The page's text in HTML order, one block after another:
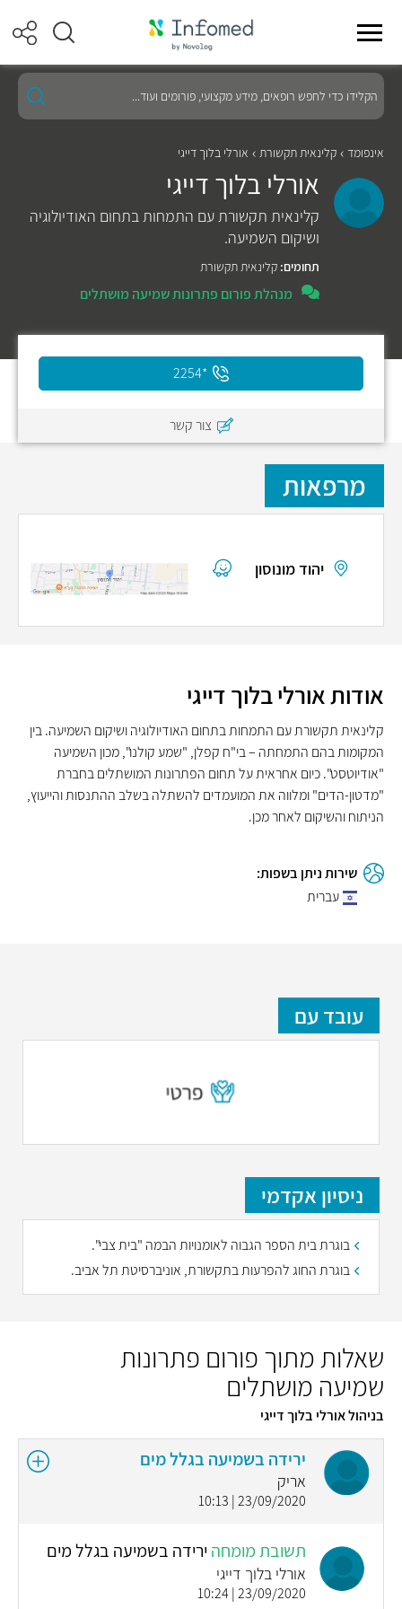
הקלידו
כדי
לחפש
מקצועי,
פורומים
ועוד...
אינפומד קלינאית תקשורת אורלי בלוך דייגי
אורלי בלוך דייגי
קלינאית תקשורת עם התמחות בתחום האודיולוגיה
ושיקום השמיעה.
תחומים: קלינאית תקשורת
מנהלת פורום פתרונות שמיעה מושתלים
*2254
צור קשר
מרפאות
יהוד מונוסון
אודות אורלי בלוך דייגי
קלינאית תקשורת עם התמחות בתחום האודיולוגיה ושיקום השמיעה. בין
המקומות בהם התמחתה – בי"ח קפלן, "שמע קולנו", מכון השמיעה
"אודיוטסט". כיום אחראית על תחום הפתרונות המושתלים בחברת
"מדטון-הדים" ומלווה את המועמדים להשתלה בשלב ההתנסות והייעוץ,
הניתוח והשיקום לאחר מכן.
שירות ניתן בשפות:
עברית
עובד עם
ניסיון אקדמי
בוגרת בית הספר הגבוה לאומנויות הבמה "בית צבי".
בוגרת החוג להפרעות בתקשורת, אוניברסיטת תל אביב.
שאלות מתוך פורום פתרונות
שמיעה מושתלים
בניהול אורלי בלוך דייגי
ירידה בשמיעה בגלל מים
אריק
23/09/2020 | 10:13
תשובת מומחהירידה בשמיעה בגלל מים
אורלי בלוך דייגי
23/09/2020 | 10:24